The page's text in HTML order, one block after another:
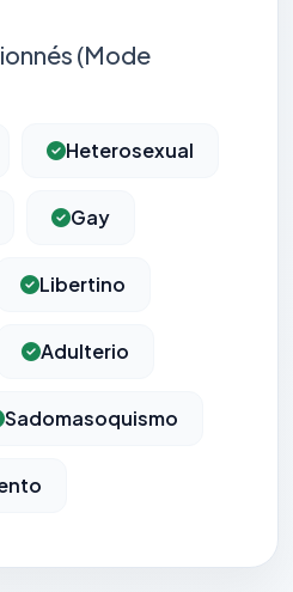
(Mode
Heterosexual
Gay
Libertino
Adulterio
Sadomasoquismo